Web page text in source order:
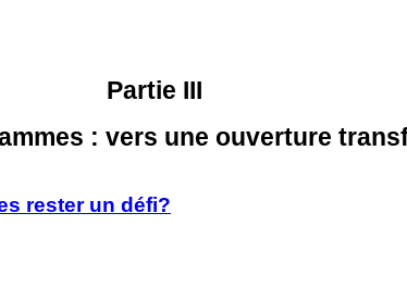
Partie III
: vers une ouverture
rester un défi?